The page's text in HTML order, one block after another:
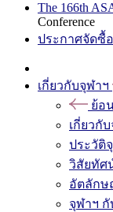
The 166th
Conference
ประกาศจัดซื้
เกี่ยวกับจุฬาฯ
ย้อ
เกี่ยวกั
ประวัติ
วิสัยทัศ
อัตลักษ
จุฬาฯ